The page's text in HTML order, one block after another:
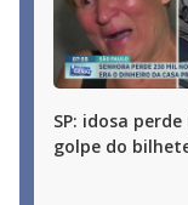
SP: idosa
golpe do